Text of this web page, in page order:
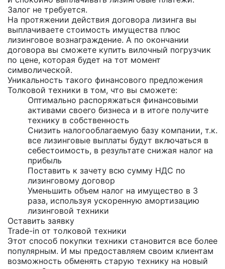
Залог не требуется.
На протяжении действия договора лизинга вы
выплачиваете стоимость имущества плюс
лизинговое вознаграждение. А по окончании
договора вы сможете купить вилочный погрузчик
по цене, которая будет на тот момент
символической.
Уникальность такого финансового предложения
Толковой техники в том, что вы сможете:
Оптимально распоряжаться финансовыми
активами своего бизнеса и в итоге получите
технику в собственность
Снизить налогооблагаемую базу компании, т.к.
все лизинговые выплаты будут включаться в
себестоимость, в результате снижая налог на
прибыль
Поставить к зачету всю сумму НДС по
лизинговому договор
Уменьшить объем налог на имущество в 3
раза, используя ускоренную амортизацию
лизинговой техники
Оставить заявку
Trade-in от толковой техники
Этот способ покупки техники становится все более
популярным. И мы предоставляем своим клиентам
возможность обменять старую технику на новый